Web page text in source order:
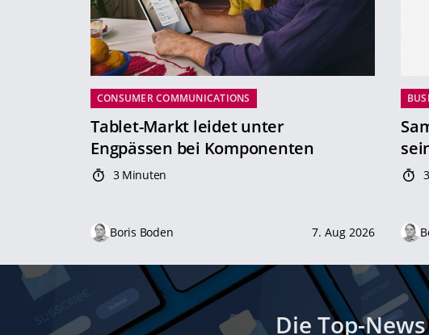
CONSUMER COMMUNICATIONS
Tablet-Markt leidet unter
Engpässen bei Komponenten
3 Minuten
Boris Boden 7. Aug 2026
Die Top-